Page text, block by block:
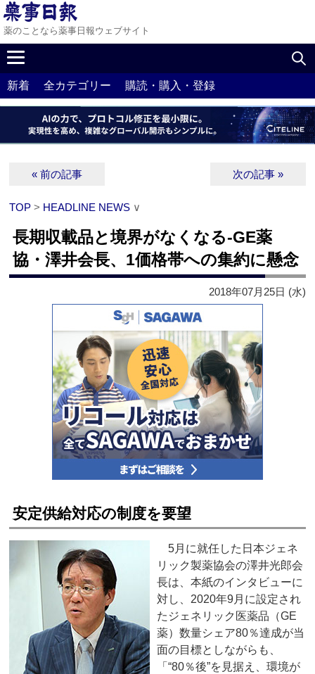
薬のことなら薬事日報ウェブサイト
新着 全カテゴリー 購読・購入・登録
« 前の記事 次の記事 »
TOP > HEADLINE NEWS ∨
長期収載品と境界がなくなる‐GE薬
協・澤井会長、1価格帯への集約に懸念
2018年07月25日 (水)
安定供給対応の制度を要望
5月に就任した日本ジェネ
リック製薬協会の澤井光郎会
長は、本紙のインタビューに
対し、2020年9月に設定され
たジェネリック医薬品（GE
薬）数量シェア80％達成が当
面の目標としながらも、
「“80％後”を見据え、環境が